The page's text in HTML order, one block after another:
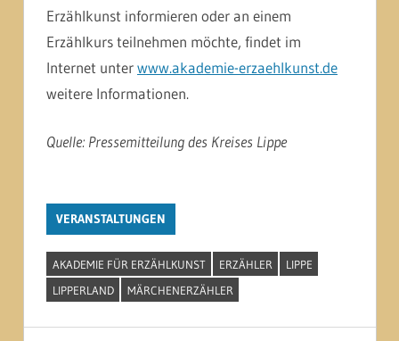
Erzählkunst informieren oder an einem
Erzählkurs teilnehmen möchte, findet im
Internet unterwww.akademie-erzaehlkunst.de
weitere Informationen.
Quelle: Pressemitteilung des Kreises Lippe
VERANSTALTUNGEN
AKADEMIE FÜR ERZÄHLKUNST ERZÄHLER
LIPPE
LIPPERLAND
MÄRCHENERZÄHLER